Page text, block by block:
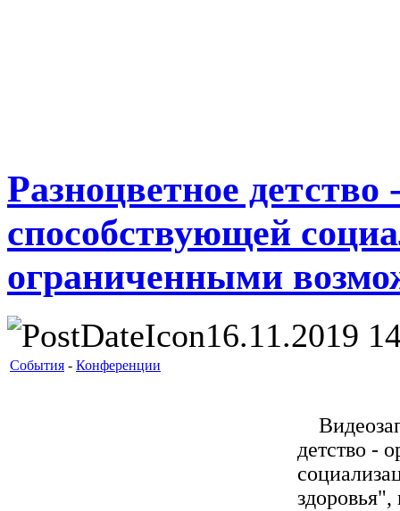
Разноцветное
способствующей
ограниченными
16.11.2019
События - Конференции
детство -
здоровья",